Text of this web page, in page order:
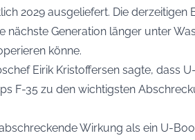
2029 ausgeliefert. Die derzeitigen
nächste Generation länger unter
könne.
Eirik Kristoffersen sagte, dass
F-35 zu den wichtigsten
Wirkung als ein U-